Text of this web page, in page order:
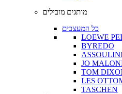
מותגים מובילים
כל המעצבים
LOEWE
BYREDO
JO
TOM
LES
TASCHEN